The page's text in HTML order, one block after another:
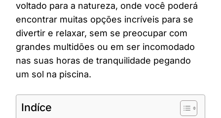
voltado para a natureza, onde você poderá
encontrar muitas opções incríveis para se
divertir e relaxar, sem se preocupar com
grandes multidões ou em ser incomodado
nas suas horas de tranquilidade pegando
um sol na piscina.
Indíce